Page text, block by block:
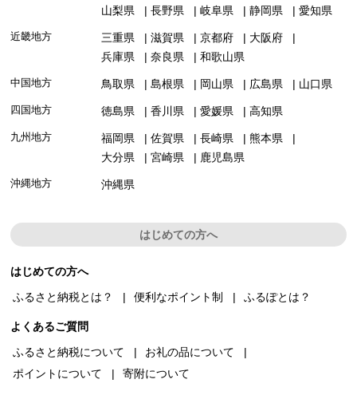
山梨県
長野県 岐阜県 静岡県 愛知県
近畿地方 三重県 滋賀県 京都府
大阪府
兵庫県
奈良県 和歌山県
中国地方 鳥取県 島根県 岡山県 広島県 山口県
四国地方 徳島県 香川県 愛媛県 高知県
九州地方 福岡県 佐賀県 長崎県
熊本県
大分県
宮崎県 鹿児島県
沖縄地方 沖縄県
はじめての方へ
はじめての方へ
ふるさと納税とは？
便利なポイント制 ふるぽとは？
よくあるご質問
ふるさと納税について
お礼の品について
ポイントについて
寄附について